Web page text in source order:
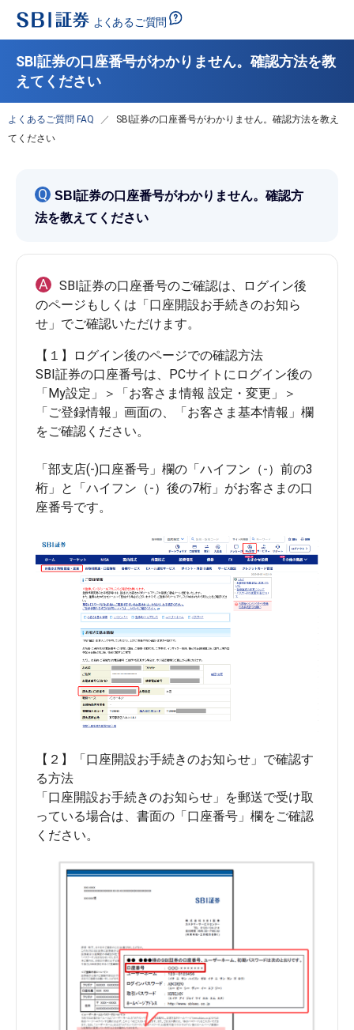
SBI証券の口座番号がわかりません。確認方法を教
えてください
よくあるご質問 FAQ
SBI証券の口座番号がわかりません。確認方法を教え
てください
Q SBI証券の口座番号がわかりません。確認方
法を教えてください
A
SBI証券の口座番号のご確認は、ログイン後
のページもしくは「口座開設お手続きのお知ら
【１】ログイン後のページでの確認方法
SBI証券の口座番号は、PCサイトにログイン後の
「My設定」＞「お客さま情報 設定・変更」＞
「ご登録情報」画面の、「お客さま基本情報」欄
をご確認ください。
「部支店(-)口座番号」欄の「ハイフン（-）前の3
桁」と「ハイフン（-）後の7桁」がお客さまの口
座番号です。
【２】「口座開設お手続きのお知らせ」で確認す
る方法
「口座開設お手続きのお知らせ」を郵送で受け取
っている場合は、書面の「口座番号」欄をご確認
ください。